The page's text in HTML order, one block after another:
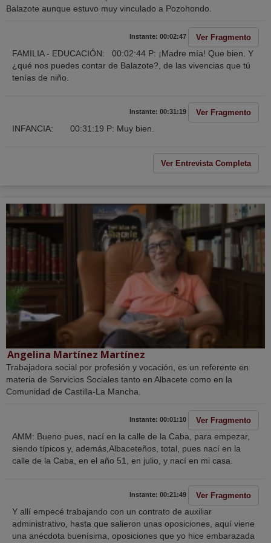
Balazote aunque estuvo muy vinculado a Pozohondo.
Instante: 00:02:47 Ver Fragmento
FAMILIA - EDUCACIÓN: 00:02:44 P: ¡Madre mía! Que bien. Y
¿qué nos puedes contar de Balazote?, de las vivencias que tú
tenías de niño.
Instante: 00:31:19 Ver Fragmento
INFANCIA: 00:31:19 P: Muy bien.
Ver Entrevista Completa
Angelina Martínez Martínez
Trabajadora social por profesión y vocación, es un referente en
materia de Servicios Sociales tanto en Albacete como en la
Comunidad de Castilla-La Mancha.
Instante: 00:01:10 Ver Fragmento
AMM: Bueno pues, nací en la calle de la Caba, para empezar,
siendo típicos y, además,Albaceteños, total, pues nací en la
calle de la Caba, en el año 51, en julio, y nací en mi casa.
Instante: 00:21:49 Ver Fragmento
Y allí empecé trabajando con un contrato de auxiliar
administrativo, hasta que salieron unas oposiciones, aquí viene
una anécdota buenísima, oposiciones que yo hice embarazada